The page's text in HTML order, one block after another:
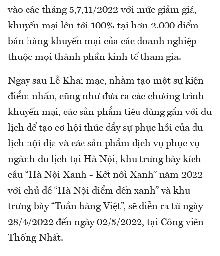
vào các tháng 5,7,11/2022 với mức giảm giá,
khuyến mại lên tới 100% tại hơn 2.000 điểm
bán hàng khuyến mại của các doanh nghiệp
thuộc mọi thành phần kinh tế tham gia.
Ngay sau Lễ Khai mạc, nhằm tạo một sự kiện
điểm nhấn, cũng như đưa ra các chương trình
khuyến mại, các sản phẩm tiêu dùng gắn với du
lịch để tạo cơ hội thúc đẩy sự phục hồi của du
lịch nội địa và các sản phẩm dịch vụ phục vụ
ngành du lịch tại Hà Nội, khu trưng bày kích
cầu “Hà Nội Xanh - Kết nối Xanh” năm 2022
với chủ đề “Hà Nội điểm đến xanh” và khu
trưng bày “Tuần hàng Việt”, sẽ diễn ra từ ngày
28/4/2022 đến ngày 02/5/2022, tại Công viên
Thống Nhất.